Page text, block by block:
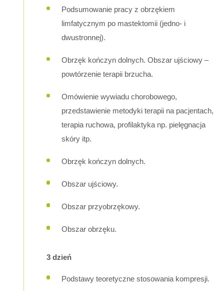
Podsumowanie pracy z obrzękiem
limfatycznym po mastektomii (jedno- i
dwustronnej).
Obrzęk kończyn dolnych. Obszar ujściowy –
powtórzenie terapii brzucha.
Omówienie wywiadu chorobowego,
przedstawienie metodyki terapii na pacjentach,
terapia ruchowa, profilaktyka np. pielęgnacja
skóry itp.
Obrzęk kończyn dolnych.
Obszar ujściowy.
Obszar przyobrzękowy.
Obszar obrzęku.
3 dzień
Podstawy teoretyczne stosowania kompresji.